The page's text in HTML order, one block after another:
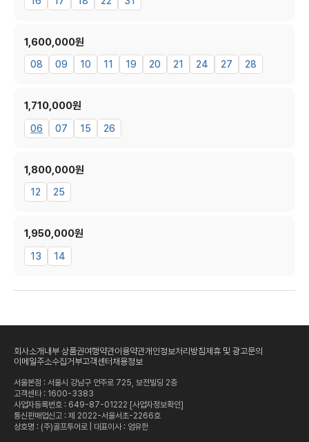
1,600,000원
08 09 10 11 19 20 21 24 27 28
1,710,000원
06 07 15 26
1,800,000원
12 25
1,950,000원
13 14
회사소개 내부 상품권여행약관이용약관개인정보처리방침제휴 및 광고문의
이메일주소수집거부고객센터채용정보
서울본점 : 서울시 강남구 언주로 725, 보전빌딩 2층
고객센타 : 1600-3383
사업자등록번호 : 649-87-01222 [사업자정보확인]
통신판매업신고 : 제 2022-서울서초-2266호
상호명 : (주)골프투어로 | 대표이사 : 엄유한